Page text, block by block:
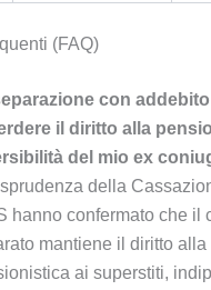
(FAQ)
con
il diritto alla
del mio ex
della
hanno confermato che il
mantiene il diritto alla
ai superstiti,